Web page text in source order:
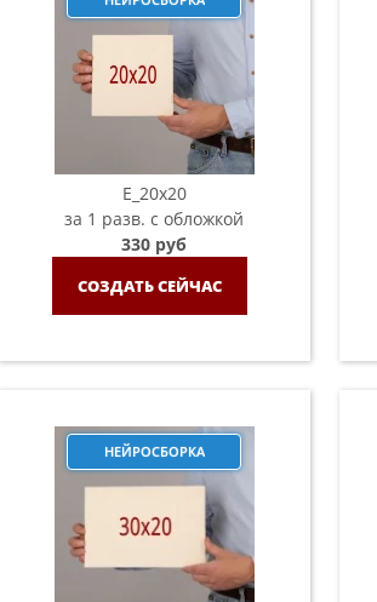
E_20х20
за 1 разв. с обложкой
330 руб
СОЗДАТЬ СЕЙЧАС
НЕЙРОСБОРКА